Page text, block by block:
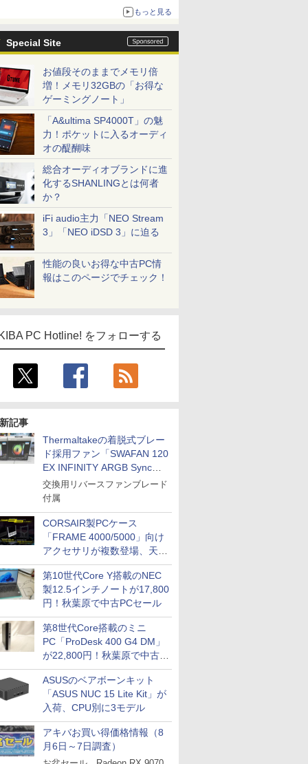
もっと見る
Special Site
お値段そのままでメモリ倍
増！メモリ32GBの「お得な
ゲーミングノート」
「A&ultima SP4000T」の魅
力！ポケットに入るオーディ
オの醍醐味
総合オーディオブランドに進
化するSHANLINGとは何者
か？
iFi audio主力「NEO Stream
3」「NEO iDSD 3」に迫る
性能の良いお得な中古PC情
報はこのページでチェック！
PC Hotline! をフォローする
記事
Thermaltakeの着脱式ブレー
ド採用ファン「SWAFAN 120
EX INFINITY ARGB Sync」
に単品パッケージ
交換用リバースファンブレード
付属
CORSAIR製PCケース
「FRAME 4000/5000」向け
アクセサリが複数登場、天然
木製パネルや背面コネクタ対
応トレイなど
第10世代Core Y搭載のNEC
製12.5インチノートが17,800
円！秋葉原で中古PCセール
第8世代Core搭載のミニ
PC「ProDesk 400 G4 DM」
が22,800円！秋葉原で中古
PCセール
ASUSのベアボーンキット
「ASUS NUC 15 Lite Kit」が
入荷、CPU別に3モデル
アキバお買い得価格情報（8
月6日～7日調査）